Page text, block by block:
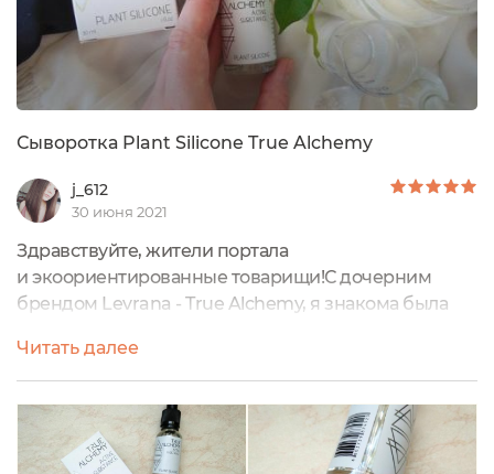
Сыворотка Plant Silicone True Alchemy
j_612
30 июня 2021
Здравствуйте, жители портала
и экоориентированные товарищи!С дочерним
брендом Levrana - True Alchemy, я знакома была
загадочного и манящего... Но когда-то наше
знакомство должно было случиться. И
случилось... СЫВОРОТКА PLANT SILICONE TRUE
ALCHEMY Мое первое средство от этого бренда, но
уверена, впереди еще много встреч и не мало
Читать далее